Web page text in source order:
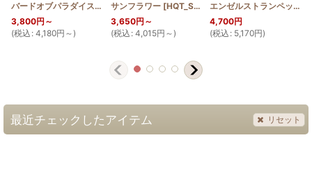
バードオブパラダイス
[HQT_BIRD]
3,800円 ～
(税込 : 4,180円 ～)
サンフラワー [HQT_SUN
3,650円 ～
(税込 : 4,015円 ～)
エンゼルストランペットのラウンドバッグミニ
4,700円
(税込 : 5,170円)
最近チェックしたアイテム リセット